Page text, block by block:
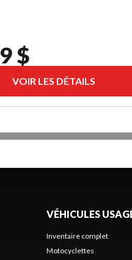
$
VOIR LES DÉTAILS
VÉHICULES
Inventaire complet
Motocyclettes